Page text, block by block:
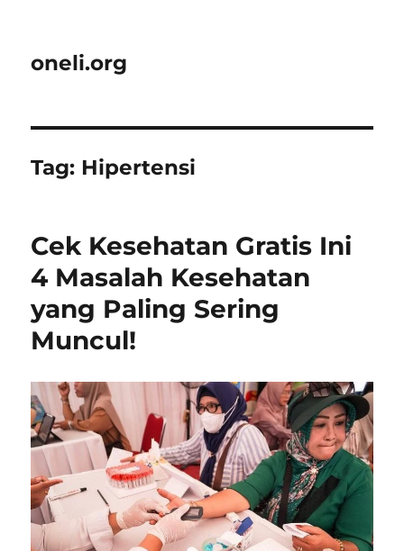
oneli.org
Tag: Hipertensi
Cek Kesehatan Gratis Ini
4 Masalah Kesehatan
yang Paling Sering
Muncul!